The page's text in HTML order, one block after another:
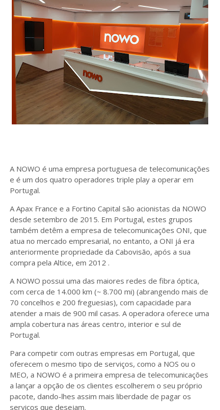
A NOWO é uma empresa portuguesa de telecomunicações
e é um dos quatro operadores triple play a operar em
Portugal.
A Apax France e a Fortino Capital são acionistas da NOWO
desde setembro de 2015. Em Portugal, estes grupos
também detêm a empresa de telecomunicações ONI, que
atua no mercado empresarial, no entanto, a ONI já era
anteriormente propriedade da Cabovisão, após a sua
compra pela Altice, em 2012 .
A NOWO possui uma das maiores redes de fibra óptica,
com cerca de 14.000 km (~ 8.700 mi) (abrangendo mais de
70 concelhos e 200 freguesias), com capacidade para
atender a mais de 900 mil casas. A operadora oferece uma
ampla cobertura nas áreas centro, interior e sul de
Portugal.
Para competir com outras empresas em Portugal, que
oferecem o mesmo tipo de serviços, como a NOS ou o
MEO, a NOWO é a primeira empresa de telecomunicações
a lançar a opção de os clientes escolherem o seu próprio
pacote, dando-lhes assim mais liberdade de pagar os
serviços que desejam.